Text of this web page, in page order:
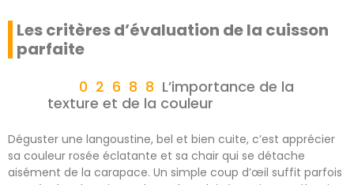
Les critères d’évaluation de la cuisson
parfaite
L’importance de la
texture et de la couleur
Déguster une langoustine, bel et bien cuite, c’est apprécier
sa couleur rosée éclatante et sa chair qui se détache
aisément de la carapace. Un simple coup d’œil suffit parfois